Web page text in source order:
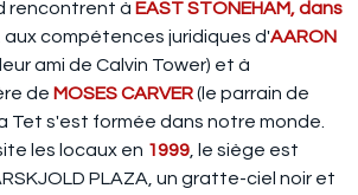
rencontrent à EAST STONEHAM, dans
aux compétences juridiques d'AARON
ami de Calvin Tower) et à
de MOSES CARVER(le parrain de
Tet s'est formée dans notre monde.
les locaux en 1999 , le siège est
PLAZA, un gratte-ciel noir et